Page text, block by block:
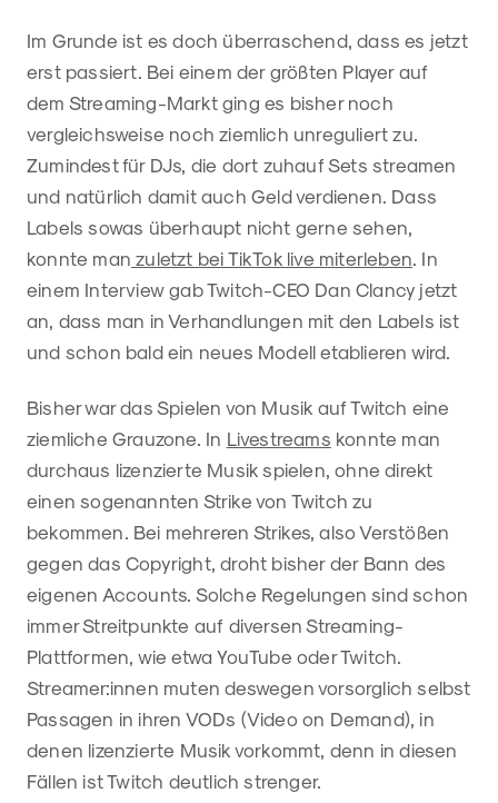
Im Grunde ist es doch überraschend, dass es jetzt
erst passiert. Bei einem der größten Player auf
dem Streaming-Markt ging es bisher noch
vergleichsweise noch ziemlich unreguliert zu.
Zumindest für DJs, die dort zuhauf Sets streamen
und natürlich damit auch Geld verdienen. Dass
Labels sowas überhaupt nicht gerne sehen,
konnte man zuletzt bei TikTok live miterleben . In
einem Interview gab Twitch-CEO Dan Clancy jetzt
an, dass man in Verhandlungen mit den Labels ist
und schon bald ein neues Modell etablieren wird.
Bisher war das Spielen von Musik auf Twitch eine
ziemliche Grauzone. In Livestreams konnte man
durchaus lizenzierte Musik spielen, ohne direkt
einen sogenannten Strike von Twitch zu
bekommen. Bei mehreren Strikes, also Verstößen
gegen das Copyright, droht bisher der Bann des
eigenen Accounts. Solche Regelungen sind schon
immer Streitpunkte auf diversen Streaming-
Plattformen, wie etwa YouTube oder Twitch.
Streamer:innen muten deswegen vorsorglich selbst
Passagen in ihren VODs (Video on Demand), in
denen lizenzierte Musik vorkommt, denn in diesen
Fällen ist Twitch deutlich strenger.